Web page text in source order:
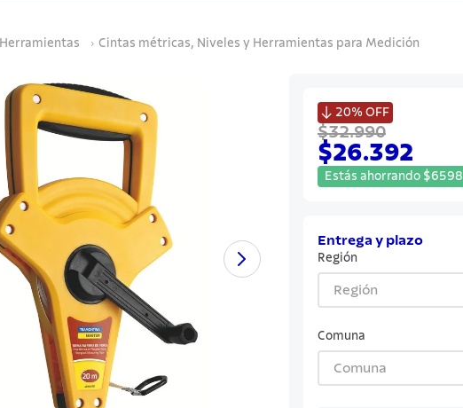
Herramientas Cintas métricas, Niveles y Herramientas para Medición
 20% OFF
$32.990
$26.392
Estás ahorrando $6598
Entrega y plazo
Región
Región
Comuna
Comuna